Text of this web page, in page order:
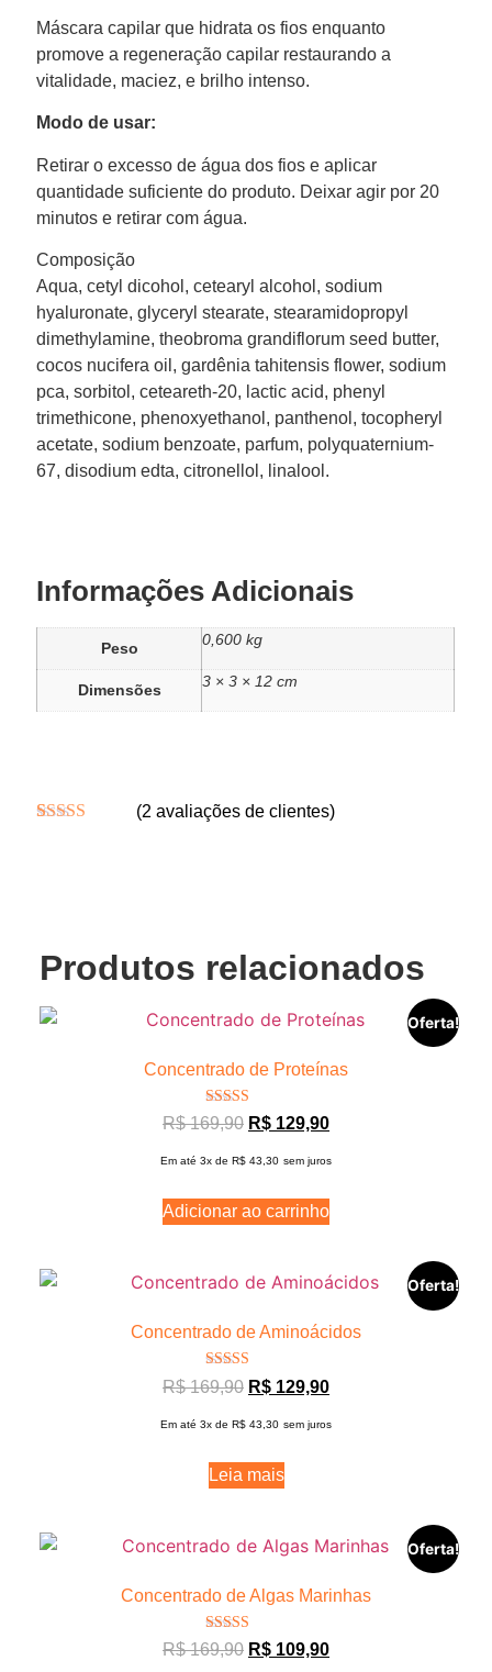
Máscara capilar que hidrata os fios enquanto
promove a regeneração capilar restaurando a
vitalidade, maciez, e brilho intenso.
Modo de usar:
Retirar o excesso de água dos fios e aplicar
quantidade suficiente do produto. Deixar agir por 20
minutos e retirar com água.
Composição
Aqua, cetyl dicohol, cetearyl alcohol, sodium
hyaluronate, glyceryl stearate, stearamidopropyl
dimethylamine, theobroma grandiflorum seed butter,
cocos nucifera oil, gardênia tahitensis flower, sodium
pca, sorbitol, ceteareth-20, lactic acid, phenyl
trimethicone, phenoxyethanol, panthenol, tocopheryl
acetate, sodium benzoate, parfum, polyquaternium-
67, disodium edta, citronellol, linalool.
Informações Adicionais
Peso 0,600 kg
Dimensões 3 × 3 × 12 cm
(2 avaliações de clientes)
Produtos relacionados
Oferta!
Concentrado de Proteínas
Avaliação
5.00
R$169,90 R$ 129,90
Em até 3x de R$ 43,30 sem juros
Adicionar ao carrinho
Oferta!
Concentrado de Aminoácidos
Avaliação
5.00
R$169,90 R$ 129,90
Em até 3x de R$ 43,30 sem juros
Leia mais
Oferta!
Concentrado de Algas Marinhas
Avaliação
5.00
R$169,90 R$ 109,90